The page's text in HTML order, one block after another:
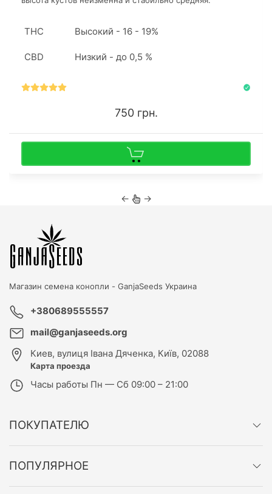
THC Высокий - 16 - 19%
CBD Низкий - до 0,5 %
750 грн.
← →
Магазин семена конопли - GanjaSeeds Украина
+380689555557
mail@ganjaseeds.org
Киев, вулиця Івана Дяченка, Київ, 02088
Карта проезда
Часы работы Пн — Сб 09:00 – 21:00
ПОКУПАТЕЛЮ
ПОПУЛЯРНОЕ